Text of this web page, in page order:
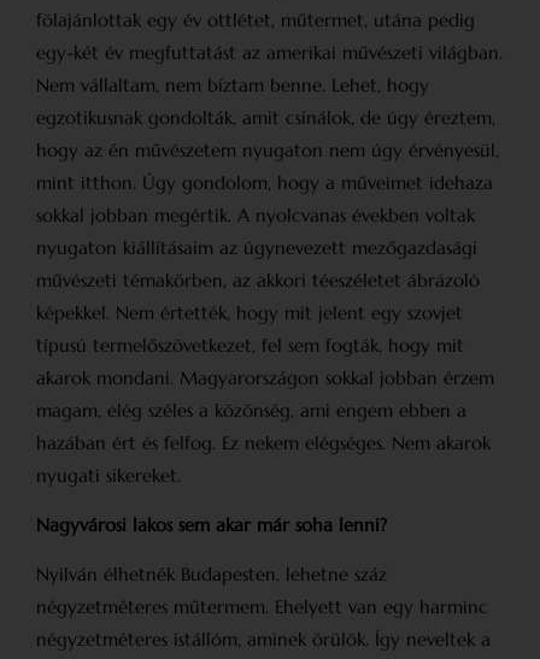
fölajánlottak egy év ottlétet, műtermet, utána pedig
egy-két év megfuttatást az amerikai művészeti világban.
Nem vállaltam, nem bíztam benne. Lehet, hogy
egzotikusnak gondolták, amit csinálok, de úgy éreztem,
hogy az én művészetem nyugaton nem úgy érvényesül,
mint itthon. Úgy gondolom, hogy a műveimet idehaza
sokkal jobban megértik. A nyolcvanas években voltak
nyugaton kiállításaim az úgynevezett mező­gazdasági
művészeti témakörben, az akkori téeszéletet ábrázoló
képekkel. Nem értették, hogy mit jelent egy szovjet
típusú termelőszövetkezet, fel sem fogták, hogy mit
akarok mondani. Magyarországon sokkal jobban érzem
magam, elég széles a közönség, ami engem ebben a
hazában ért és felfog. Ez nekem elégséges. Nem akarok
nyugati sikereket.
Nagyvárosi lakos sem akar már soha lenni?
Nyilván élhetnék Budapesten, lehetne száz
négyzetméteres műtermem. Ehelyett van egy harminc
négyzetméteres istállóm, aminek örülök. Így neveltek a